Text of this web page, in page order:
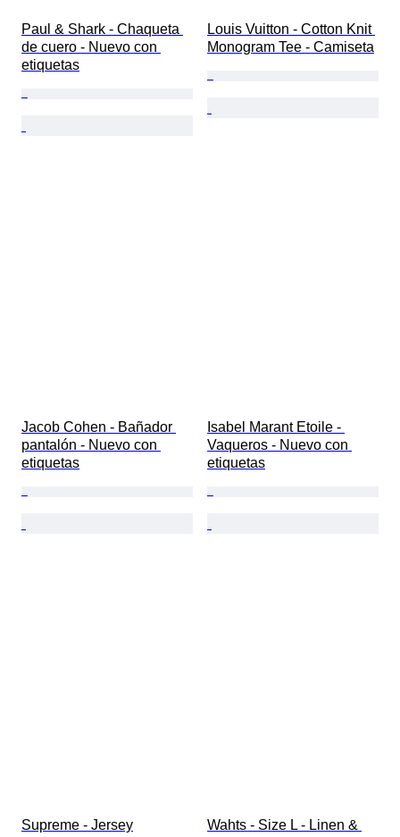
Paul & Shark - Chaqueta
de cuero - Nuevo con
etiquetas
Louis Vuitton - Cotton Knit
Monogram Tee - Camiseta
Jacob Cohen - Bañador
pantalón - Nuevo con
etiquetas
Isabel Marant Etoile -
Vaqueros - Nuevo con
etiquetas
Supreme - Jersey
Wahts - Size L - Linen &